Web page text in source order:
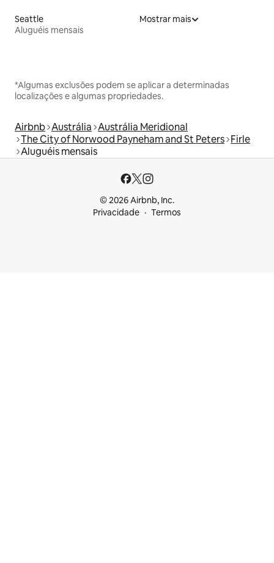
Seattle
Aluguéis mensais
Mostrar mais
*Algumas exclusões podem se aplicar a determinadas
localizações e algumas propriedades.
Airbnb Austrália Austrália Meridional
The City of Norwood Payneham and St Peters Firle
Aluguéis mensais
© 2026 Airbnb, Inc.
Privacidade
Termos